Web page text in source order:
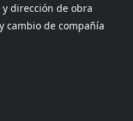
dirección de obra
cambio de compañía